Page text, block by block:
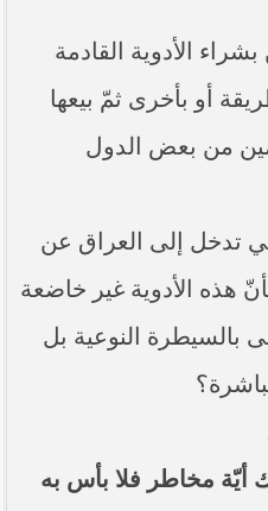
في العراق
العلاّمة الشيخ عبد المهدي
واسعة في محافظتي
أنها تستهدف بقية
السيد السيستاني -دام ظلّه
الأمنية الأخيرة في
الأدوية القادمة
أو بأخرى ثمّ بيعها
من بعض الدول
تدخل إلى العراق عن
هذه الأدوية غير خاضعة
بالسيطرة النوعية بل
أيّة مخاطر فلا بأس به